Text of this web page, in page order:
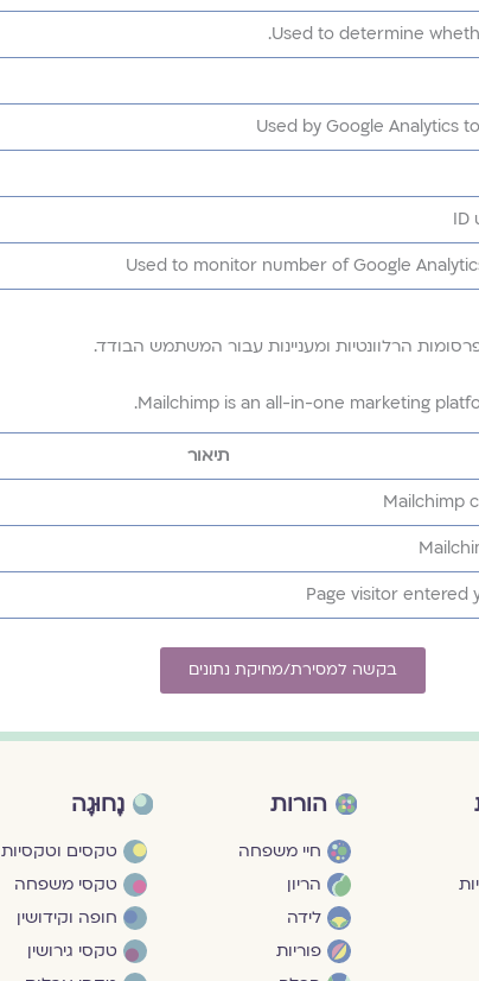
Used to determine
Used by Google Analytics
ID
Used to monitor number of Google
הרלוונטיות ומעניינות עבור המשתמש הבודד.
Mailchimp is an all-in-one marketing
תיאור
Mailchimp
Page visitor entered
בקשה למסירת/מחיקת נתונים
הורות
חיי משפחה
הריון
לידה
פוריות
נָחוּגָה
טקסים וטקסיות
טקסי משפחה
חופה וקידושין
טקסי גירושין